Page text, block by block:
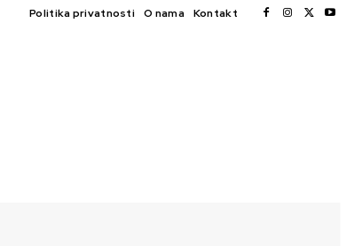
Politika privatnosti O nama Kontakt